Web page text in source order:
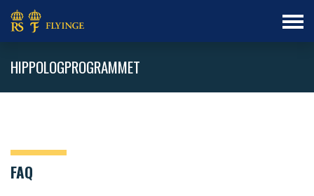
HIPPOLOGPROGRAMMET
FAQ